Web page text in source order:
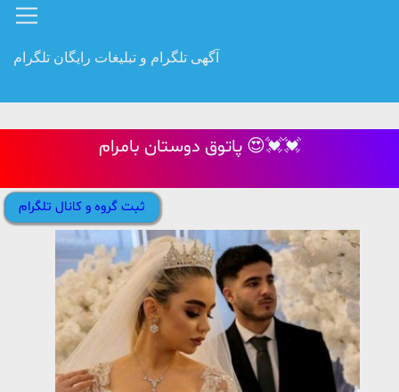
آگهی تلگرام و تبلیغات رایگان تلگرام
پاتوق دوستان بامرام 😍💓💓
ثبت گروه و کانال تلگرام